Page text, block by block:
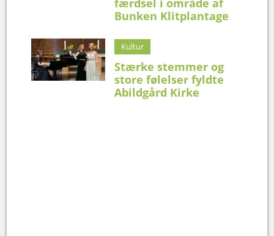
færdsel i område af
Bunken Klitplantage
Kultur
Stærke stemmer og
store følelser fyldte
Abildgård Kirke